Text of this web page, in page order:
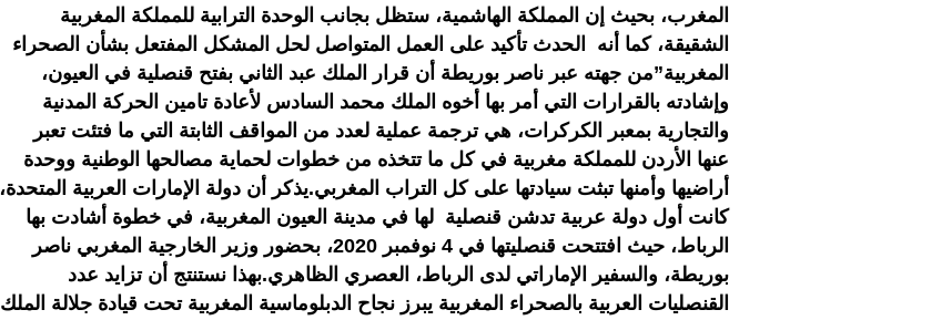
المغرب، بحيث إن المملكة الهاشمية، ستظل بجانب الوحدة الترابية للمملكة المغربية
الشقيقة، كما أنه الحدث تأكيد على العمل المتواصل لحل المشكل المفتعل بشأن الصحراء
المغربية”من جهته عبر ناصر بوريطة أن قرار الملك عبد الثاني بفتح قنصلية في العيون،
وإشادته بالقرارات التي أمر بها أخوه الملك محمد السادس لأعادة تامين الحركة المدنية
والتجارية بمعبر الكركرات، هي ترجمة عملية لعدد من المواقف الثابتة التي ما فتئت تعبر
عنها الأردن للمملكة مغربية في كل ما تتخذه من خطوات لحماية مصالحها الوطنية ووحدة
أراضيها وأمنها تبثت سيادتها على كل التراب المغربي.يذكر أن دولة الإمارات العربية المتحدة،
كانت أول دولة عربية تدشن قنصلية لها في مدينة العيون المغربية، في خطوة أشادت بها
الرباط، حيث افتتحت قنصليتها في 4 نوفمبر 2020، بحضور وزير الخارجية المغربي ناصر
بوريطة، والسفير الإماراتي لدى الرباط، العصري الظاهري.بهذا نستنتج أن تزايد عدد
القنصليات العربية بالصحراء المغربية يبرز نجاح الدبلوماسية المغربية تحت قيادة جلالة الملك